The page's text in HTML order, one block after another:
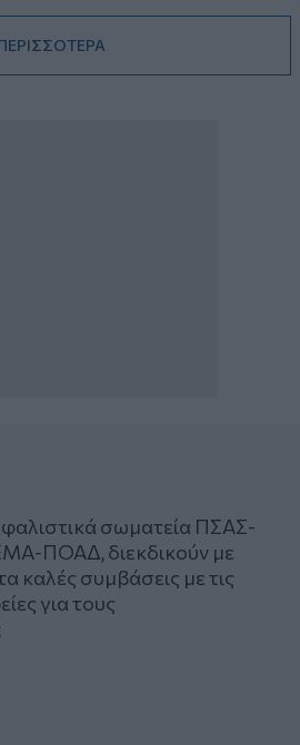
σωματεία ΠΣΑΣ-
ΠΟΑΔ, διεκδικούν με
καλές συμβάσεις με τις
για τους